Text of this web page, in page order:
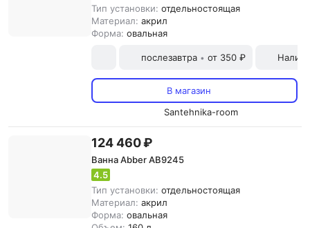
Тип установки: отдельностоящая
Материал: акрил
Форма: овальная
послезавтра • от 350 ₽
В магазин
Santehnika-room
124 460 ₽
Ванна Abber AB9245
4.5
Тип установки: отдельностоящая
Материал: акрил
Форма: овальная